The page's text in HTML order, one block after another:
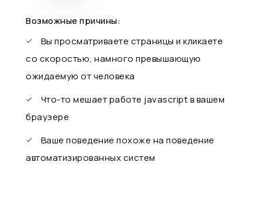
Возможные причины:
Вы просматриваете страницы и кликаете
со скоростью, намного превышающую
ожидаемую от человека
Что-то мешает работе javascript в вашем
браузере
Ваше поведение похоже на поведение
автоматизированных систем